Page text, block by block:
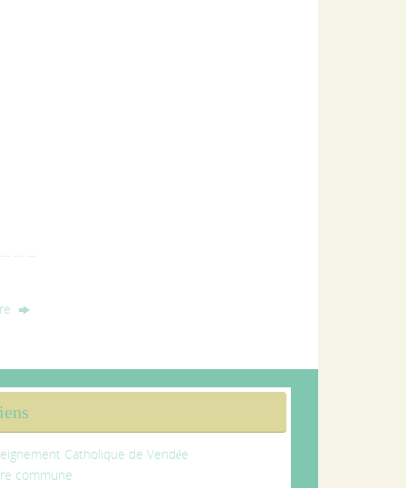
Catholique de Vendée
commune